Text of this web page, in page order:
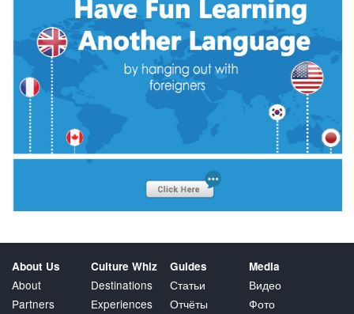
About Us
About
Partners
Culture Whiz
Destinations
Experiences
Guides
Статьи
Отчёты
Media
Видео
Фото